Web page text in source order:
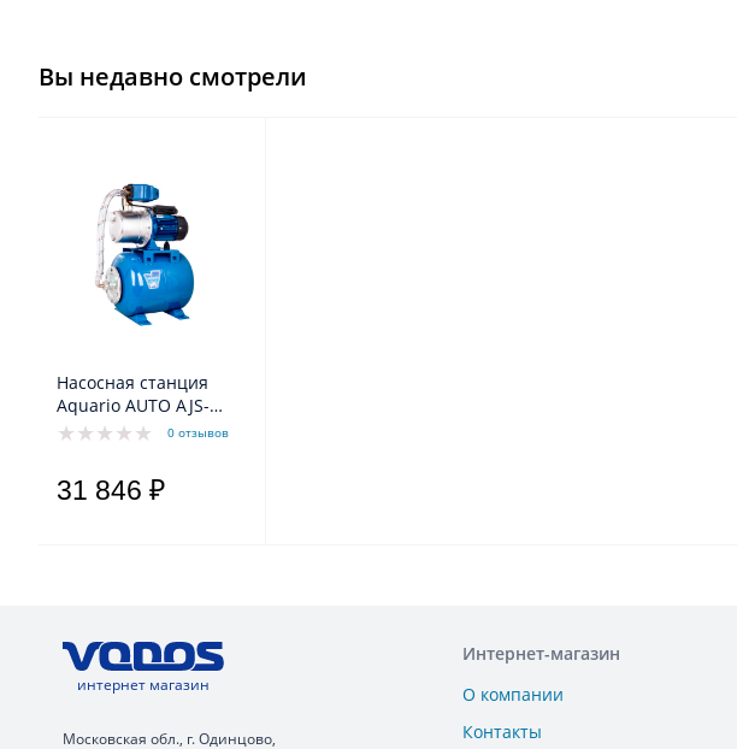
Вы недавно смотрели
Насосная станция
Aquario AUTO AJS-
100A
0 отзывов
31 846 ₽
интернет магазин
Московская обл., г. Одинцово,
Интернет-магазин
О компании
Контакты